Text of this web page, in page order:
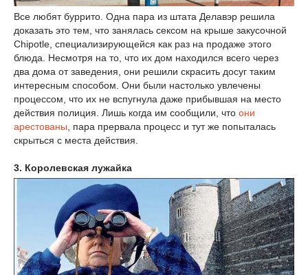
Все любят буррито. Одна пара из штата Делавэр решила
доказать это тем, что занялась сексом на крыше закусочной
Chipotle, специализирующейся как раз на продаже этого
блюда. Несмотря на то, что их дом находился всего через
два дома от заведения, они решили скрасить досуг таким
интересным способом. Они были настолько увлечены
процессом, что их не вспугнула даже прибывшая на место
действия полиция. Лишь когда им сообщили, что они
арестованы, пара прервала процесс и тут же попыталась
скрыться с места действия.
3. Королевская лужайка